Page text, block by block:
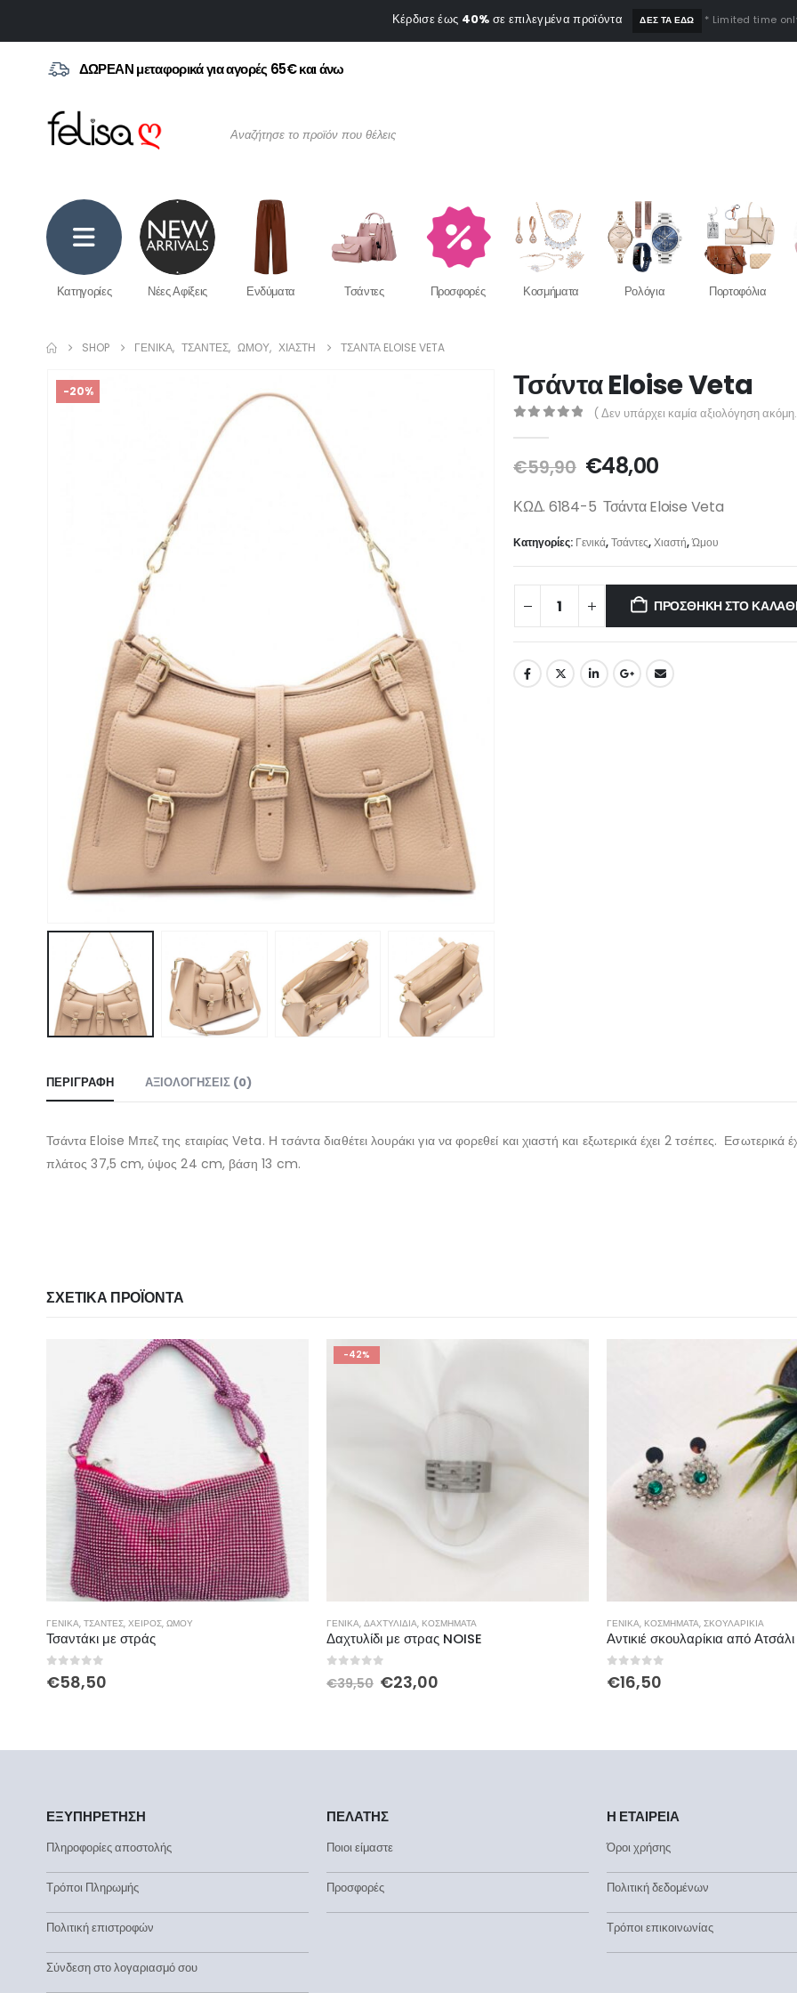
Κέρδισε έως 40% σε επιλεγμένα προϊόντα ΔΕΣ ΤΑ ΕΔΩ * Limited time
ΔΩΡΕΑΝ μεταφορικά για αγορές 65€ και άνω
Κατηγορίες Νέες Αφίξεις Ενδύματα Τσάντες Προσφορές Κοσμήματα Ρολόγια Πορτοφόλια
SHOP ΓΕΝΙΚΆ, ΤΣΆΝΤΕΣ, ΏΜΟΥ, ΧΙΑΣΤΉ ΤΣΆΝΤΑ ELOISE VETA
-20% Τσάντα Eloise Veta
( Δεν υπάρχει καμία αξιολόγηση
€59,90 €48,00
ΚΩΔ. 6184-5 Τσάντα Eloise Veta
Κατηγορίες: Γενικά,Τσάντες,Χιαστή,Ώμου
ΠΡΟΣΘΉΚΗ ΣΤΟ
ΠΕΡΙΓΡΑΦΉ ΑΞΙΟΛΟΓΉΣΕΙΣ (0)
Τσάντα Eloise Μπεζ της εταιρίας Veta. Η τσάντα διαθέτει λουράκι για να φορεθεί και χιαστή και εξωτερικά έχει 2 τσέπες. Εσωτερικά
πλάτος 37,5 cm, ύψος 24 cm, βάση 13 cm.
ΣΧΕΤΙΚΆ ΠΡΟΪΌΝΤΑ
ΓΕΝΙΚΆ, ΤΣΆΝΤΕΣ, ΧΕΙΡΌΣ, ΏΜΟΥ
Τσαντάκι με στράς
out of 5
€58,50
-42%
ΓΕΝΙΚΆ, ΔΑΧΤΥΛΊΔΙΑ, ΚΟΣΜΉΜΑΤΑ
Δαχτυλίδι με στρας NOISE
out of 5
€39,50 €23,00
ΓΕΝΙΚΆ, ΚΟΣΜΉΜΑΤΑ, ΣΚΟΥΛΑΡΊΚΙΑ
Αντικιέ σκουλαρίκια από Ατσάλι
out of 5
€16,50
ΕΞΥΠΗΡΕΤΗΣΗ
Πληροφορίες αποστολής
Τρόποι Πληρωμής
Πολιτική επιστροφών
Σύνδεση στο λογαριασμό σου
ΠΕΛΑΤΗΣ
Ποιοι είμαστε
Προσφορές
Η ΕΤΑΙΡΕΙΑ
Όροι χρήσης
Πολιτική δεδομένων
Τρόποι επικοινωνίας